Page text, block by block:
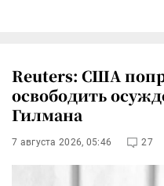
Reuters: США
освободить
Гилмана
7 августа 2026, 05:46 27